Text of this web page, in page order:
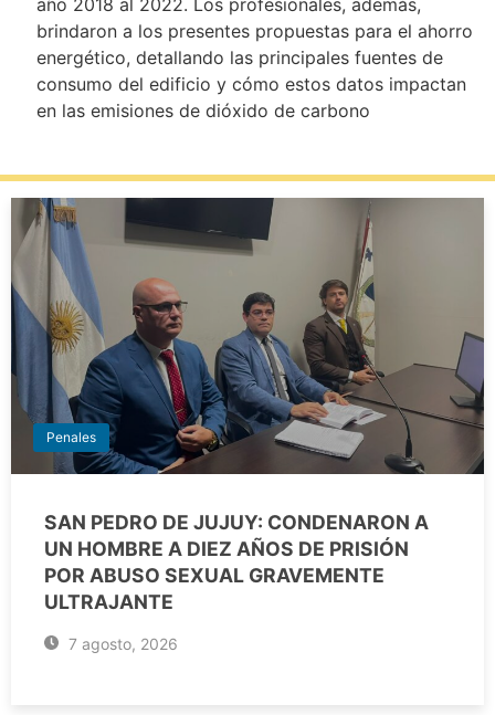
brindaron a los presentes propuestas para el ahorro
energético, detallando las principales fuentes de
consumo del edificio y cómo estos datos impactan
en las emisiones de dióxido de carbono
Penales
SAN PEDRO DE JUJUY: CONDENARON A
UN HOMBRE A DIEZ AÑOS DE PRISIÓN
POR ABUSO SEXUAL GRAVEMENTE
ULTRAJANTE
7 agosto, 2026